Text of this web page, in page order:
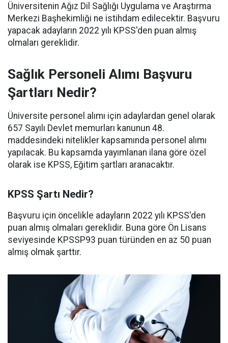
Üniversitenin Ağız Dil Sağlığı Uygulama ve Araştırma
Merkezi Başhekimliği ne istihdam edilecektir. Başvuru
yapacak adayların 2022 yılı KPSS'den puan almış
olmaları gereklidir.
Sağlık Personeli Alımı Başvuru
Şartları Nedir?
Üniversite personel alımı için adaylardan genel olarak
657 Sayılı Devlet memurları kanunun 48.
maddesindeki nitelikler kapsamında personel alımı
yapılacak. Bu kapsamda yayımlanan ilana göre özel
olarak ise KPSS, Eğitim şartları aranacaktır.
KPSS Şartı Nedir?
Başvuru için öncelikle adayların 2022 yılı KPSS'den
puan almış olmaları gereklidir. Buna göre Ön Lisans
seviyesinde KPSSP93 puan türünden en az 50 puan
almış olmak şarttır.